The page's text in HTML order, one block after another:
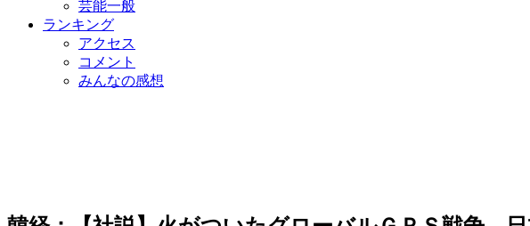
芸能一般
ランキング
アクセス
コメント
みんなの感想